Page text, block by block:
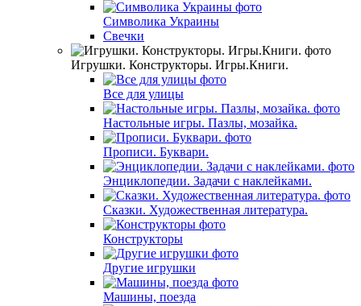
Символика Украины
Свечки
Игрушки. Конструкторы. Игры.Книги.
Все для улицы
Настольные игры. Пазлы, мозайка.
Прописи. Буквари.
Энциклопедии. Задачи с наклейками.
Сказки. Художественная литература.
Конструкторы
Другие игрушки
Машины, поезда